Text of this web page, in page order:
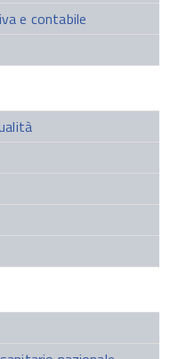
e contabile